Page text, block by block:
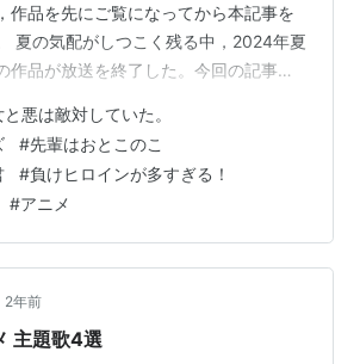
作品を先にご覧になってから本記事を
夏の気配がしつこく残る中，2024年夏
作品が放送を終了した。今回の記事で
と判断した5作品をランキング形式で振
コメントの後には，作品視聴時のXのポ
載してある。今回は「中間評価」の記
作品と異同はない。なお，この記事は
たした作品を挙げる」ことを主旨とし
クアップ数は毎回異な…
悪は敵対していた。
#先輩はおとこのこ
#負けヒロインが多すぎる！
#アニメ
2年前
主題歌4選